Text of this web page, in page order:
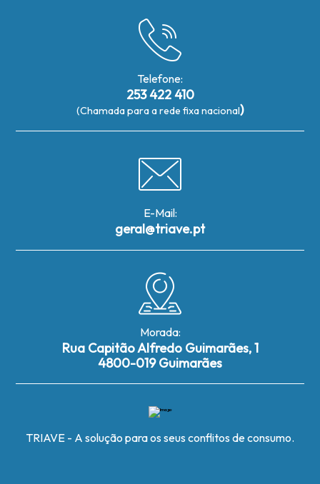
Telefone:
253 422 410
(Chamada para a rede fixa nacional)
E-Mail:
geral@triave.pt
Morada:
Rua Capitão Alfredo Guimarães, 1
4800-019 Guimarães
TRIAVE - A solução para os seus conflitos de consumo.